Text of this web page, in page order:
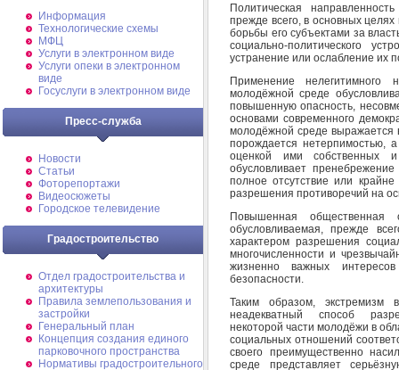
Информация
Технологические схемы
МФЦ
Услуги в электронном виде
Услуги опеки в электронном
виде
Госуслуги в электронном виде
Пресс-служба
Новости
Статьи
Фоторепортажи
Видеосюжеты
Городское телевидение
Градостроительство
Отдел градостроительства и
архитектуры
Правила землепользования и
застройки
Генеральный план
Концепция создания единого
парковочного пространства
Нормативы градостроительного
Политическая
прежде всего, в основных
борьбы его субъектами за
социально-политического
устранение или ослабление их
Применение нелегитимного
молодёжной среде
повышенную опасность,
основами современного
молодёжной среде выражается
порождается нетерпимостью,
оценкой ими собственных
обусловливает
полное отсутствие или
разрешения противоречий на
Повышенная общественная
обусловливаемая, прежде
характером разрешения
многочисленности и
жизненно важных
безопасности.
Таким образом, экстремизм
неадекватный способ
некоторой части молодёжи в
социальных отношений
своего преимущественно
среде представляет